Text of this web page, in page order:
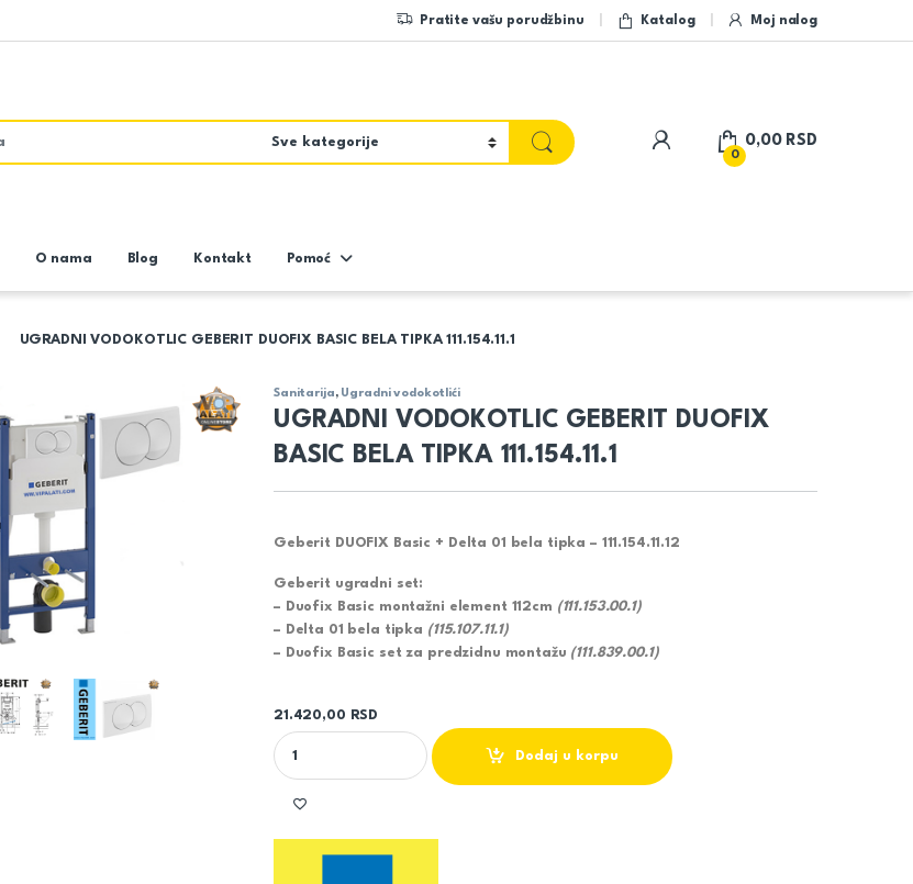
Pratite vašu porudžbinu Katalog Moj nalog
My Account
0
0,00 RSD
O nama Blog Kontakt Pomoć
UGRADNI VODOKOTLIC GEBERIT DUOFIX BASIC BELA TIPKA 111.154.11.1
Sanitarija, Ugradni vodokotlići
UGRADNI VODOKOTLIC GEBERIT DUOFIX
BASIC BELA TIPKA 111.154.11.1
Geberit DUOFIX Basic + Delta 01 bela tipka – 111.154.11.12
Geberit ugradni set:
– Duofix Basic montažni element 112cm (111.153.00.1)
– Delta 01 bela tipka (115.107.11.1)
– Duofix Basic set za predzidnu montažu (111.839.00.1)
21.420,00
RSD
UGRADNI VODOKOTLIC GEBERIT DUOFIX BASIC BELA TIPKA 111.154.11.1 quantity
Dodaj u korpu